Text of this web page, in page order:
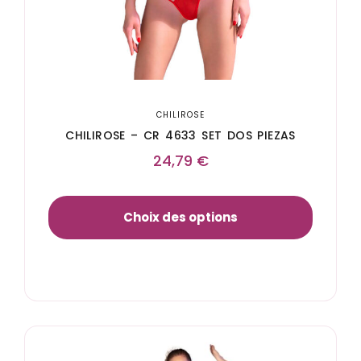
CHILIROSE
CHILIROSE – CR 4633 SET DOS PIEZAS
24,79 €
Choix des options